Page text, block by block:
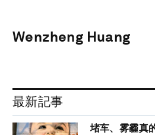
Wenzheng Huang
最新記事
堵车、雾霾真